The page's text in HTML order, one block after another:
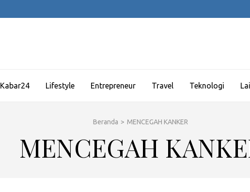
Kabar24 Lifestyle Entrepreneur Travel Teknologi
Beranda > MENCEGAH KANKER
MENCEGAH